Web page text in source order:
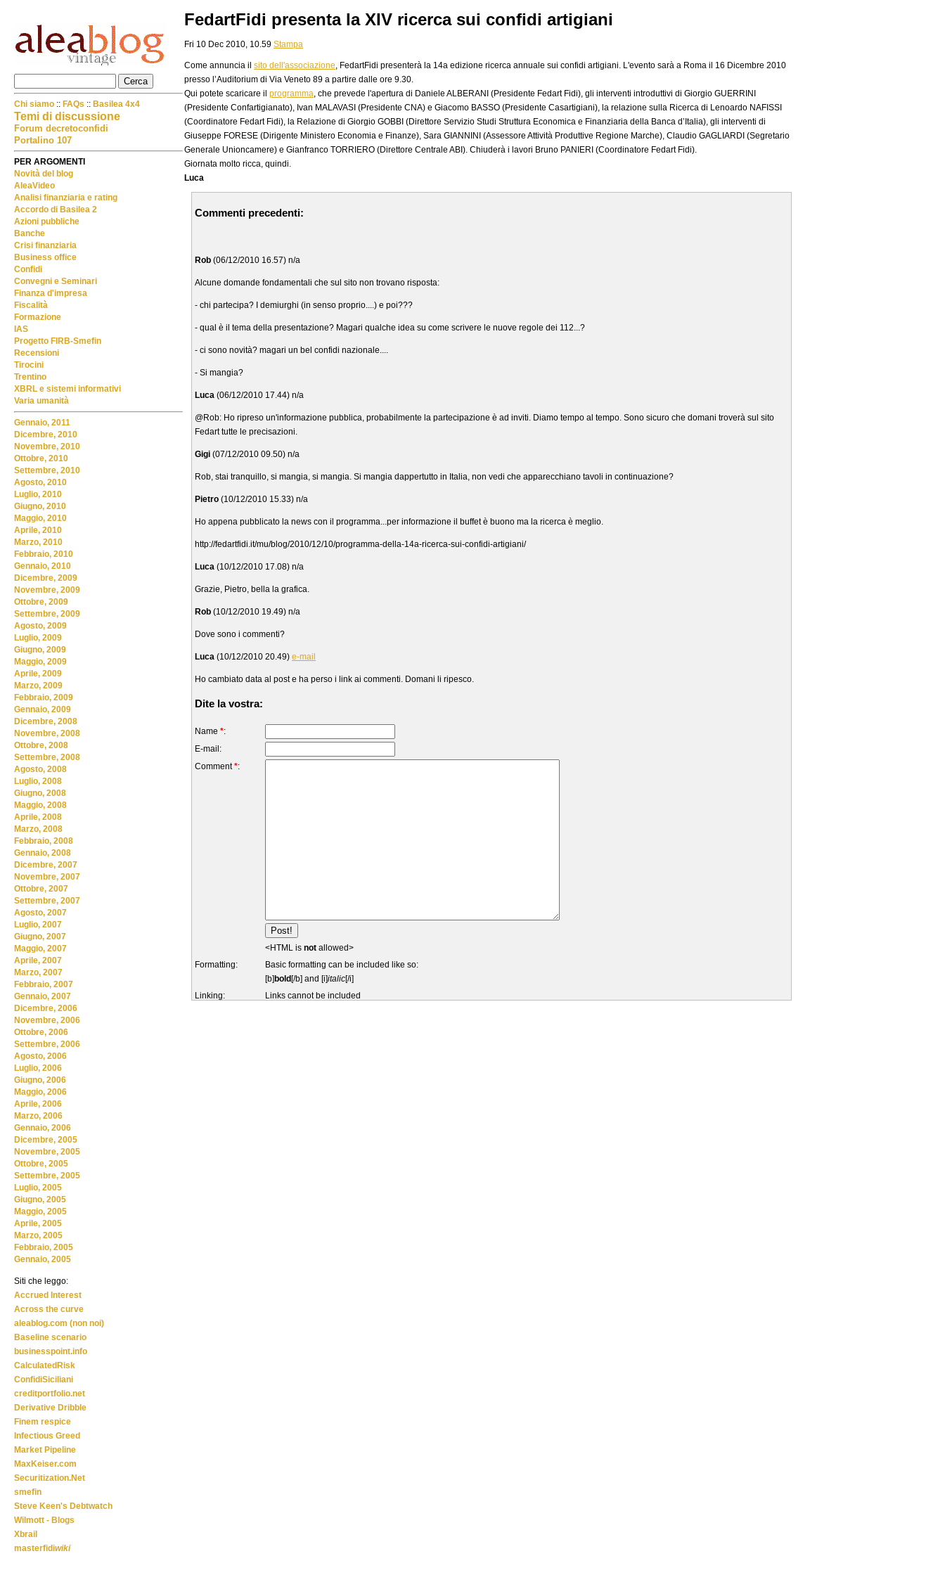
FedartFidi presenta la XIV ricerca sui confidi artigiani
Fri 10 Dec 2010, 10.59 Stampa
Come annuncia il sito dell'associazione, FedartFidi presenterà la 14a edizione ricerca annuale sui confidi artigiani. L'evento sarà a Roma il 16 Dicembre 2010
presso l’Auditorium di Via Veneto 89 a partire dalle ore 9.30.
Qui potete scaricare il programma, che prevede l'apertura di Daniele ALBERANI (Presidente Fedart Fidi), gli interventi introduttivi di Giorgio GUERRINI
(Presidente Confartigianato), Ivan MALAVASI (Presidente CNA) e Giacomo BASSO (Presidente Casartigiani), la relazione sulla Ricerca di Lenoardo NAFISSI
(Coordinatore Fedart Fidi), la Relazione di Giorgio GOBBI (Direttore Servizio Studi Struttura Economica e Finanziaria della Banca d’Italia), gli interventi di
Giuseppe FORESE (Dirigente Ministero Economia e Finanze), Sara GIANNINI (Assessore Attività Produttive Regione Marche), Claudio GAGLIARDI (Segretario
Generale Unioncamere) e Gianfranco TORRIERO (Direttore Centrale ABI). Chiuderà i lavori Bruno PANIERI (Coordinatore Fedart Fidi).
Giornata molto ricca, quindi.
Luca
Commenti precedenti:
Rob (06/12/2010 16.57) n/a
Alcune domande fondamentali che sul sito non trovano risposta:
- chi partecipa? I demiurghi (in senso proprio....) e poi???
- qual è il tema della presentazione? Magari qualche idea su come scrivere le nuove regole dei 112...?
- ci sono novità? magari un bel confidi nazionale....
- Si mangia?
Luca (06/12/2010 17.44) n/a
@Rob: Ho ripreso un'informazione pubblica, probabilmente la partecipazione è ad inviti. Diamo tempo al tempo. Sono sicuro che domani troverà sul sito
Fedart tutte le precisazioni.
Gigi (07/12/2010 09.50) n/a
Rob, stai tranquillo, si mangia, si mangia. Si mangia dappertutto in Italia, non vedi che apparecchiano tavoli in continuazione?
Pietro (10/12/2010 15.33) n/a
Ho appena pubblicato la news con il programma...per informazione il buffet è buono ma la ricerca è meglio.
http://fedartfidi.it/mu/blog/2010/12/10/programma-della-14a-ricerca-sui-confidi-artigiani/
Luca (10/12/2010 17.08) n/a
Grazie, Pietro, bella la grafica.
Rob (10/12/2010 19.49) n/a
Dove sono i commenti?
Luca (10/12/2010 20.49) e-mail
Ho cambiato data al post e ha perso i link ai commenti. Domani li ripesco.
Dite la vostra:
Name *:
E-mail:
Comment*:
<HTML is not allowed>
Formatting:
Basic formatting can be included like so:
[b] bold [/b] and [i]italic[/i]
Linking:
Links cannot be included
Chi siamo :: FAQs :: Basilea 4x4
Temi di discussione
Forum decretoconfidi
Portalino 107
PER ARGOMENTI
Novità del blog
AleaVideo
Analisi finanziaria e rating
Accordo di Basilea 2
Azioni pubbliche
Banche
Crisi finanziaria
Business office
Confidi
Convegni e Seminari
Finanza d'impresa
Fiscalità
Formazione
IAS
Progetto FIRB-Smefin
Recensioni
Tirocini
Trentino
XBRL e sistemi informativi
Varia umanità
Gennaio, 2011
Dicembre, 2010
Novembre, 2010
Ottobre, 2010
Settembre, 2010
Agosto, 2010
Luglio, 2010
Giugno, 2010
Maggio, 2010
Aprile, 2010
Marzo, 2010
Febbraio, 2010
Gennaio, 2010
Dicembre, 2009
Novembre, 2009
Ottobre, 2009
Settembre, 2009
Agosto, 2009
Luglio, 2009
Giugno, 2009
Maggio, 2009
Aprile, 2009
Marzo, 2009
Febbraio, 2009
Gennaio, 2009
Dicembre, 2008
Novembre, 2008
Ottobre, 2008
Settembre, 2008
Agosto, 2008
Luglio, 2008
Giugno, 2008
Maggio, 2008
Aprile, 2008
Marzo, 2008
Febbraio, 2008
Gennaio, 2008
Dicembre, 2007
Novembre, 2007
Ottobre, 2007
Settembre, 2007
Agosto, 2007
Luglio, 2007
Giugno, 2007
Maggio, 2007
Aprile, 2007
Marzo, 2007
Febbraio, 2007
Gennaio, 2007
Dicembre, 2006
Novembre, 2006
Ottobre, 2006
Settembre, 2006
Agosto, 2006
Luglio, 2006
Giugno, 2006
Maggio, 2006
Aprile, 2006
Marzo, 2006
Gennaio, 2006
Dicembre, 2005
Novembre, 2005
Ottobre, 2005
Settembre, 2005
Luglio, 2005
Giugno, 2005
Maggio, 2005
Aprile, 2005
Marzo, 2005
Febbraio, 2005
Gennaio, 2005
Siti che leggo:
Accrued Interest
Across the curve
aleablog.com (non noi)
Baseline scenario
businesspoint.info
CalculatedRisk
ConfidiSiciliani
creditportfolio.net
Derivative Dribble
Finem respice
Infectious Greed
Market Pipeline
MaxKeiser.com
Securitization.Net
smefin
Steve Keen's Debtwatch
Wilmott - Blogs
Xbrail
masterfidiwiki